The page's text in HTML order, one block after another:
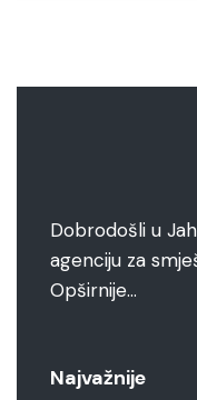
Dobrodošli u
agenciju za
Opširnije…
Najvažnije